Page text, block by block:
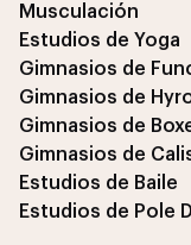
Musculación
Estudios de Yoga
Gimnasios de
Gimnasios de
Gimnasios de
Gimnasios de
Estudios de Baile
Estudios de Pole